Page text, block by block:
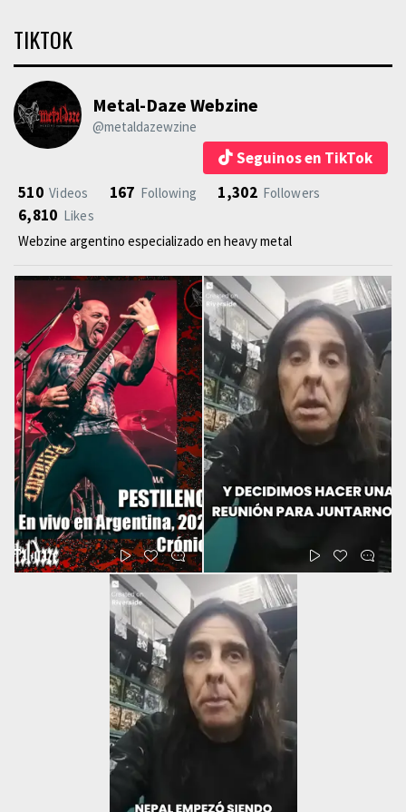
TIKTOK
Metal-Daze Webzine
@metaldazewzine
Seguinos en TikTok
510 Videos 167 Following 1,302 Followers
6,810 Likes
Webzine argentino especializado en heavy metal